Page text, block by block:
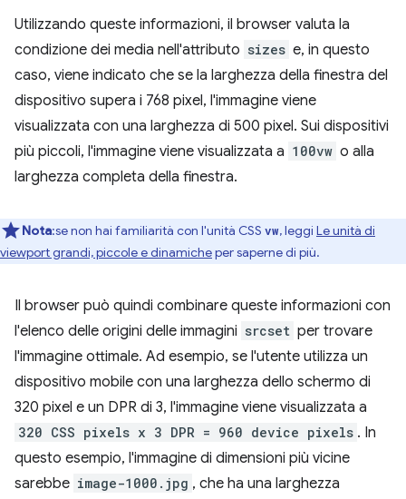
Utilizzando queste informazioni, il browser valuta la
condizione dei media nell'attributo sizes e, in questo
caso, viene indicato che se la larghezza della finestra del
dispositivo supera i 768 pixel, l'immagine viene
visualizzata con una larghezza di 500 pixel. Sui dispositivi
più piccoli, l'immagine viene visualizzata a 100vw o alla
larghezza completa della finestra.
Nota:se non hai familiarità con l'unità CSS vw, leggi Le unità di
viewport grandi, piccole e dinamicheper saperne di più.
Il browser può quindi combinare queste informazioni con
l'elenco delle origini delle immagini srcset per trovare
l'immagine ottimale. Ad esempio, se l'utente utilizza un
dispositivo mobile con una larghezza dello schermo di
320 pixel e un DPR di 3, l'immagine viene visualizzata a
320 CSS pixels x 3 DPR = 960 device pixels . In
questo esempio, l'immagine di dimensioni più vicine
sarebbe image-1000.jpg , che ha una larghezza